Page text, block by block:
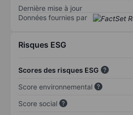
Dernière mise à jour
Données fournies par
Risques ESG
Scores des risques ESG
Score environnemental
Score social